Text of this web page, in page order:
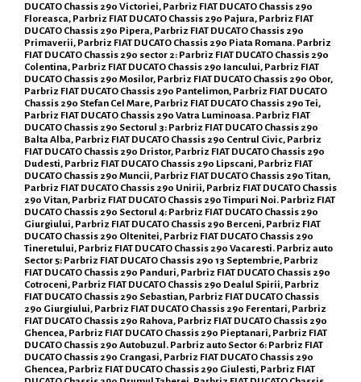
DUCATO Chassis 290 Victoriei, Parbriz FIAT DUCATO Chassis 290
Floreasca, Parbriz FIAT DUCATO Chassis 290 Pajura, Parbriz FIAT
DUCATO Chassis 290 Pipera, Parbriz FIAT DUCATO Chassis 290
Primaverii, Parbriz FIAT DUCATO Chassis 290 Piata Romana. Parbriz
FIAT DUCATO Chassis 290 sector 2: Parbriz FIAT DUCATO Chassis 290
Colentina, Parbriz FIAT DUCATO Chassis 290 Iancului, Parbriz FIAT
DUCATO Chassis 290 Mosilor, Parbriz FIAT DUCATO Chassis 290 Obor,
Parbriz FIAT DUCATO Chassis 290 Pantelimon, Parbriz FIAT DUCATO
Chassis 290 Stefan Cel Mare, Parbriz FIAT DUCATO Chassis 290 Tei,
Parbriz FIAT DUCATO Chassis 290 Vatra Luminoasa. Parbriz FIAT
DUCATO Chassis 290 Sectorul 3: Parbriz FIAT DUCATO Chassis 290
Balta Alba, Parbriz FIAT DUCATO Chassis 290 Centrul Civic, Parbriz
FIAT DUCATO Chassis 290 Dristor, Parbriz FIAT DUCATO Chassis 290
Dudesti, Parbriz FIAT DUCATO Chassis 290 Lipscani, Parbriz FIAT
DUCATO Chassis 290 Muncii, Parbriz FIAT DUCATO Chassis 290 Titan,
Parbriz FIAT DUCATO Chassis 290 Unirii, Parbriz FIAT DUCATO Chassis
290 Vitan, Parbriz FIAT DUCATO Chassis 290 Timpuri Noi. Parbriz FIAT
DUCATO Chassis 290 Sectorul 4: Parbriz FIAT DUCATO Chassis 290
Giurgiului, Parbriz FIAT DUCATO Chassis 290 Berceni, Parbriz FIAT
DUCATO Chassis 290 Oltenitei, Parbriz FIAT DUCATO Chassis 290
Tineretului, Parbriz FIAT DUCATO Chassis 290 Vacaresti. Parbriz auto
Sector 5: Parbriz FIAT DUCATO Chassis 290 13 Septembrie, Parbriz
FIAT DUCATO Chassis 290 Panduri, Parbriz FIAT DUCATO Chassis 290
Cotroceni, Parbriz FIAT DUCATO Chassis 290 Dealul Spirii, Parbriz
FIAT DUCATO Chassis 290 Sebastian, Parbriz FIAT DUCATO Chassis
290 Giurgiului, Parbriz FIAT DUCATO Chassis 290 Ferentari, Parbriz
FIAT DUCATO Chassis 290 Rahova, Parbriz FIAT DUCATO Chassis 290
Ghencea, Parbriz FIAT DUCATO Chassis 290 Pieptanari, Parbriz FIAT
DUCATO Chassis 290 Autobuzul. Parbriz auto Sector 6: Parbriz FIAT
DUCATO Chassis 290 Crangasi, Parbriz FIAT DUCATO Chassis 290
Ghencea, Parbriz FIAT DUCATO Chassis 290 Giulesti, Parbriz FIAT